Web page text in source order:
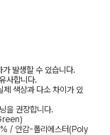
발생할 수 있습니다.
사합니다.
색상과 다소 차이가 있
을 권장합니다.
/ 안감-폴리에스터(Poly